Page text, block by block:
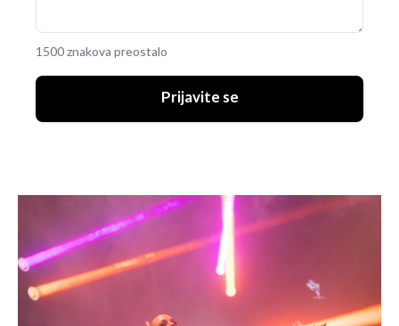
1500 znakova preostalo
Prijavite se